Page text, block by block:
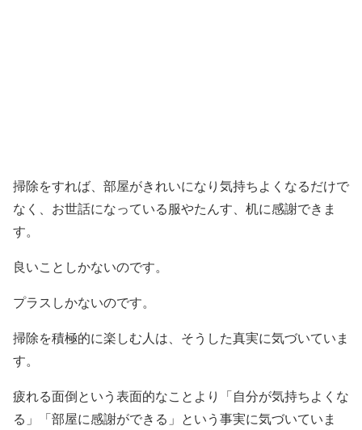
掃除をすれば、部屋がきれいになり気持ちよくなるだけで
なく、お世話になっている服やたんす、机に感謝できま
す。
良いことしかないのです。
プラスしかないのです。
掃除を積極的に楽しむ人は、そうした真実に気づいていま
す。
疲れる面倒という表面的なことより「自分が気持ちよくな
る」「部屋に感謝ができる」という事実に気づいていま